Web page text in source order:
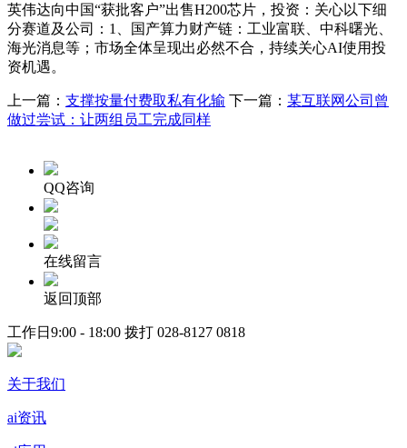
英伟达向中国“获批客户”出售H200芯片，投资：关心以下细
分赛道及公司：1、国产算力财产链：工业富联、中科曙光、
海光消息等；市场全体呈现出必然不合，持续关心AI使用投
资机遇。
上一篇： 支撑按量付费取私有化输 下一篇： 某互联网公司曾
做过尝试：让两组员工完成同样
QQ咨询
在线留言
返回顶部
工作日9:00 - 18:00 拨打 028-8127 0818
关于我们
ai资讯